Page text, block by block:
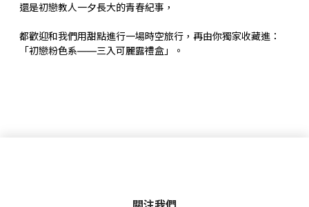
還是初戀教人一夕長大的青春紀事，
都歡迎和我們用甜點進行一場時空旅行，再由你獨家收藏進：
「初戀粉色系——三入可麗露禮盒」。